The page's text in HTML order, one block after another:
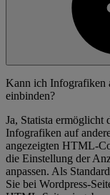
Kann ich Infografiken
einbinden?
Ja, Statista
Infografiken auf
angezeigten HTML-
die Einstellung der
anpassen. Als
Sie bei Wordpress-